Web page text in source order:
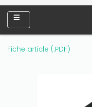
Fiche article (.PDF)